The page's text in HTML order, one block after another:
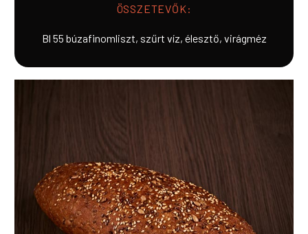
ÖSSZETEVŐK:
Bl 55 búzafinomliszt, szűrt víz, élesztő, virágméz